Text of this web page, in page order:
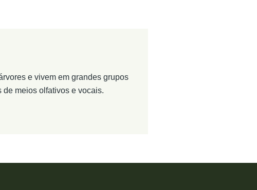
e vivem em grandes grupos
meios olfativos e vocais.